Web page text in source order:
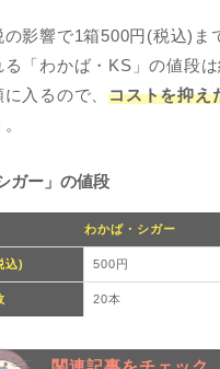
の影響で1箱500円(税込)ま
る「わかば・KS」の値段
入るので、コストを抑え
ガー」の値段
わかば・シガー
込) 500円
20本